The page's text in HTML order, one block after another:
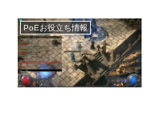
PoEお役立ち情報